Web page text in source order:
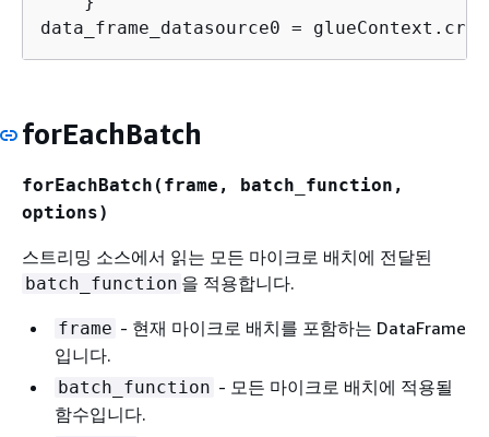
data_frame_datasource0 =
forEachBatch
forEachBatch(frame, batch_function,
options)
스트리밍 소스에서 읽는 모든 마이크로 배치에 전달된
batch_function 을 적용합니다.
frame - 현재 마이크로 배치를 포함하는 DataFrame
입니다.
batch_function - 모든 마이크로 배치에 적용될
함수입니다.